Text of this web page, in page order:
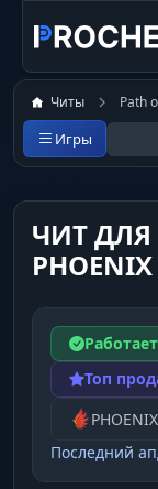
Читы Path
Игры
ЧИТ ДЛЯ
PHOENIX
Работает
Топ
PHOENIX
Последний